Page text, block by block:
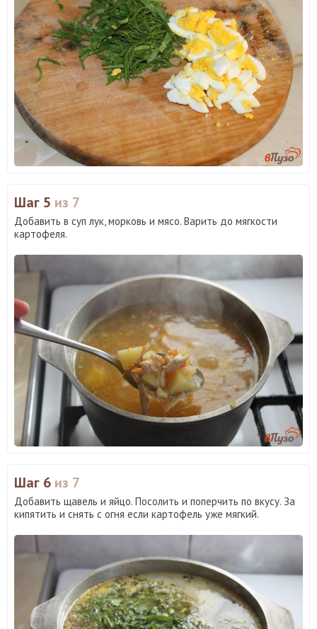
Шаг 5 из 7
Добавить в суп лук, морковь и мясо. Варить до мягкости
картофеля.
Шаг 6 из 7
Добавить щавель и яйцо. Посолить и поперчить по вкусу. За
кипятить и снять с огня если картофель уже мягкий.